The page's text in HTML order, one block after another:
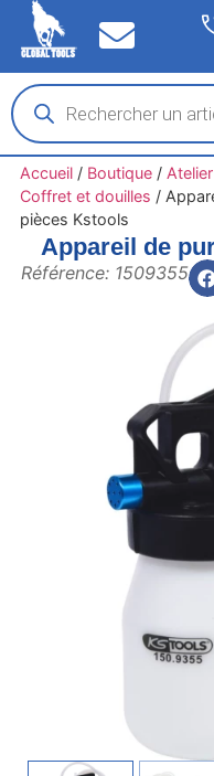
Accueil/ Boutique/
Coffret et douilles /
pièces Kstools
Appareil de
Référence: 1509355